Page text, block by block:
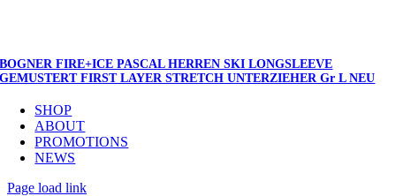
BOGNER FIRE+ICE PASCAL HERREN SKI LONGSLEEVE
GEMUSTERT FIRST LAYER STRETCH UNTERZIEHER Gr L NEU
SHOP
ABOUT
PROMOTIONS
NEWS
Page load link